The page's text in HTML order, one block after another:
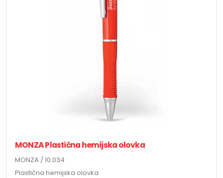
MONZA Plastična hemijska olovka
MONZA / 10.034
Plastična hemijska olovka